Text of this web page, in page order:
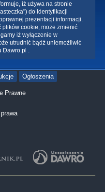
iż używa na stronie
do identyfikacji
prezentacji informacji.
plików cookie, może zmienić
iż wyłączenie w
utrudnić bądź uniemożliwić
Dawro.pl .
Ogłoszenia
Prawne